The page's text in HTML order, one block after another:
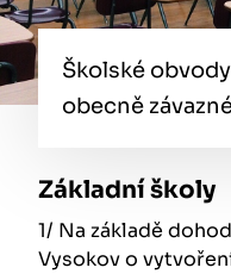
Školské
obecně
Základní školy
1/ Na základě
Vysokov o